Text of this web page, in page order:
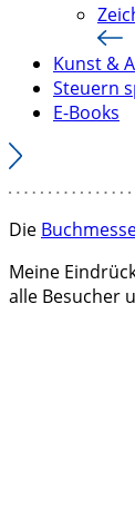
Kunst &
Steuern
E-Books
Die
Meine
alle Besucher